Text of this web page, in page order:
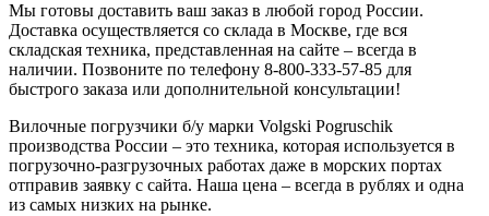
Мы готовы доставить ваш заказ в любой город России.
Доставка осуществляется со склада в Москве, где вся
складская техника, представленная на сайте – всегда в
наличии. Позвоните по телефону 8-800-333-57-85 для
быстрого заказа или дополнительной консультации!
Вилочные погрузчики б/у марки Volgski Pogruschik
производства России – это техника, которая используется в
погрузочно-разгрузочных работах даже в морских портах
отправив заявку с сайта. Наша цена – всегда в рублях и одна
из самых низких на рынке.